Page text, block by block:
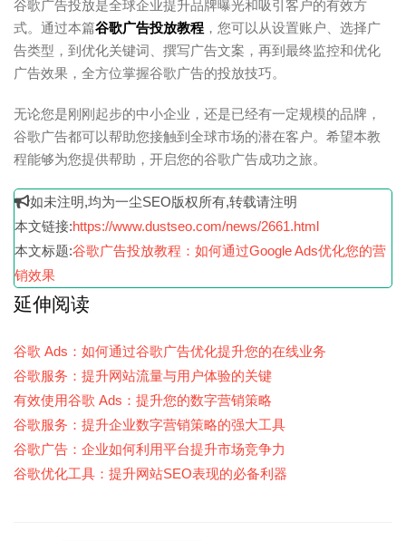
谷歌广告投放是全球企业提升品牌曝光和吸引客户的有效方
式。通过本篇谷歌广告投放教程 ，您可以从设置账户、选择广
告类型，到优化关键词、撰写广告文案，再到最终监控和优化
广告效果，全方位掌握谷歌广告的投放技巧。
无论您是刚刚起步的中小企业，还是已经有一定规模的品牌，
谷歌广告都可以帮助您接触到全球市场的潜在客户。希望本教
程能够为您提供帮助，开启您的谷歌广告成功之旅。
如未注明,均为一尘SEO版权所有,转载请注明
本文链接:https://www.dustseo.com/news/2661.html
本文标题:谷歌广告投放教程：如何通过Google Ads优化您的营
销效果
延伸阅读
谷歌 Ads：如何通过谷歌广告优化提升您的在线业务
谷歌服务：提升网站流量与用户体验的关键
有效使用谷歌 Ads：提升您的数字营销策略
谷歌服务：提升企业数字营销策略的强大工具
谷歌广告：企业如何利用平台提升市场竞争力
谷歌优化工具：提升网站SEO表现的必备利器